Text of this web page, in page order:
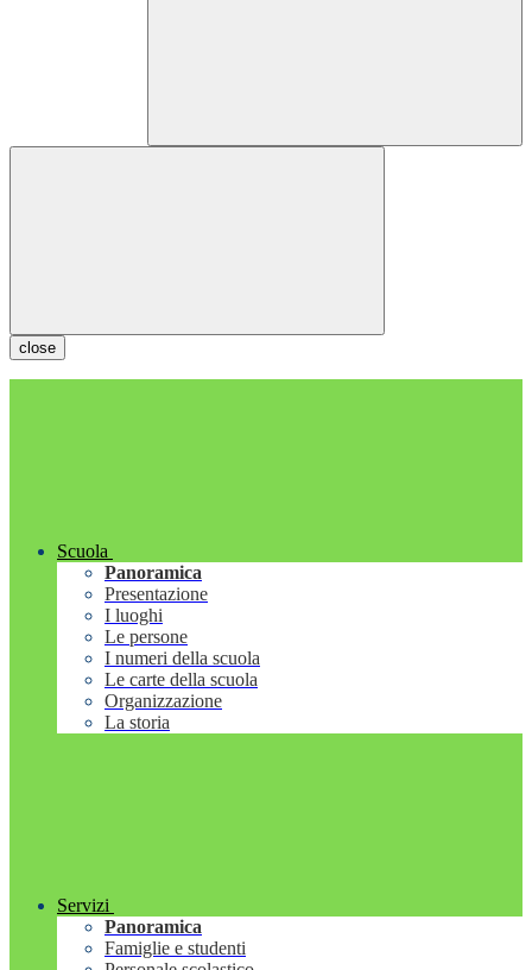
close
Scuola
Panoramica
Presentazione
I luoghi
Le persone
I numeri della scuola
Le carte della scuola
Organizzazione
La storia
Servizi
Panoramica
Famiglie e studenti